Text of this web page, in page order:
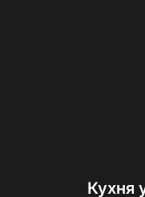
Кухня